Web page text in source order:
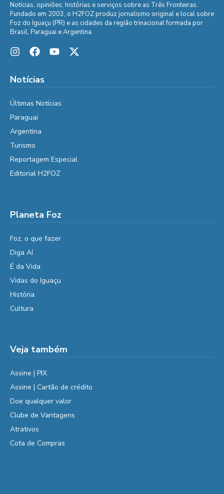
Notícias, opiniões, histórias e serviços sobre as Três Fronteiras.
Fundado em 2003, o H2FOZ produz jornalismo original e local sobre
Foz do Iguaçu (PR) e as cidades da região trinacional formada por
Brasil, Paraguai e Argentina.
Notícias
Últimas Notícias
Paraguai
Argentina
Turismo
Reportagem Especial
Editorial H2FOZ
Planeta Foz
Foz, o que fazer
Diga Aí
É da Vida
Vidas do Iguaçu
História
Cultura
Veja também
Assine | PIX
Assine | Cartão de crédito
Doe qualquer valor
Clube de Vantagens
Atrativos
Cota de Compras